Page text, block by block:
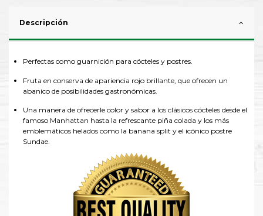
Descripción
Perfectas como guarnición para cócteles y postres.
Fruta en conserva de apariencia rojo brillante, que ofrecen un
abanico de posibilidades gastronómicas.
Una manera de ofrecerle color y sabor a los clásicos cócteles desde el
famoso Manhattan hasta la refrescante piña colada y los más
emblemáticos helados como la banana split y el icónico postre
Sundae.